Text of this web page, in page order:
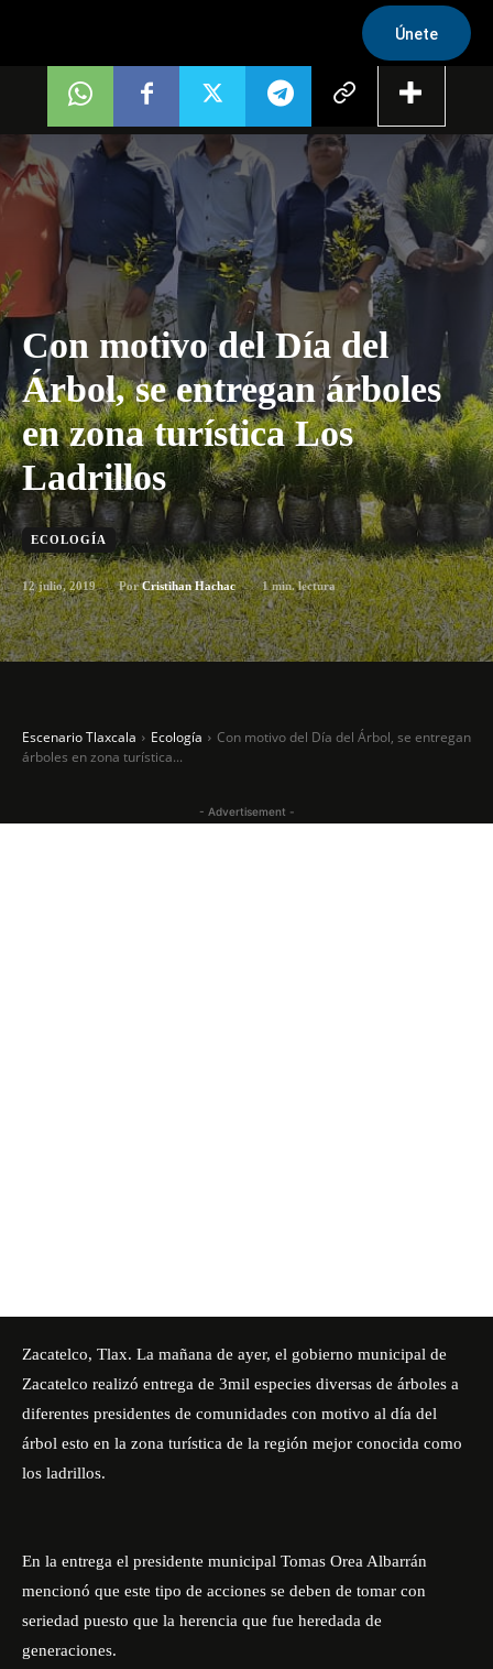
Únete
Con motivo del Día del
Árbol, se entregan árboles
en zona turística Los
Ladrillos
ECOLOGÍA
12 julio, 2019 Por Cristihan Hachac 1min. lectura
Escenario Tlaxcala Ecología
Con motivo del Día del Árbol, se entregan
árboles en zona turística...
- Advertisement -
Zacatelco, Tlax. La mañana de ayer, el gobierno municipal de
Zacatelco realizó entrega de 3mil especies diversas de árboles a
diferentes presidentes de comunidades con motivo al día del
árbol esto en la zona turística de la región mejor conocida como
los ladrillos.
En la entrega el presidente municipal Tomas Orea Albarrán
mencionó que este tipo de acciones se deben de tomar con
seriedad puesto que la herencia que fue heredada de
generaciones.